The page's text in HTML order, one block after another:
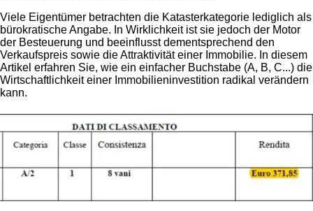
Viele Eigentümer betrachten die Katasterkategorie lediglich als
bürokratische Angabe. In Wirklichkeit ist sie jedoch der Motor
der Besteuerung und beeinflusst dementsprechend den
Verkaufspreis sowie die Attraktivität einer Immobilie. In diesem
Artikel erfahren Sie, wie ein einfacher Buchstabe (A, B, C...) die
Wirtschaftlichkeit einer Immobilieninvestition radikal verändern
kann.